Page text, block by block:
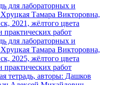
практических работ
практических работ